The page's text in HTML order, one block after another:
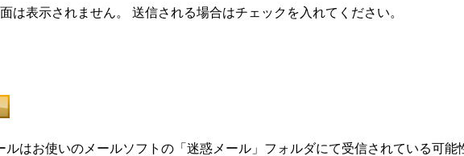
は表示されません。 送信される場合はチェックを入れてください。
はお使いのメールソフトの「迷惑メール」フォルダにて受信されている可能